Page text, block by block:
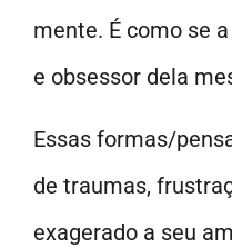
mente. É como se
e obsessor dela
Essas formas/
de traumas,
exagerado a seu